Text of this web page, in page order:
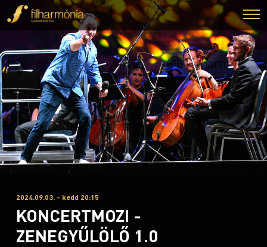
2024.09.03. - kedd 20:15
KONCERTMOZI -
ZENEGYŰLÖLŐ 1.0